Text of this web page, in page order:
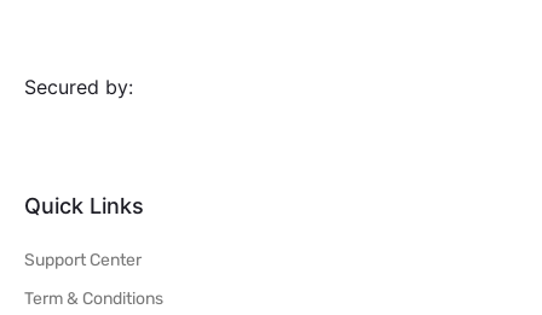
Secured by:
Quick Links
Support Center
Term & Conditions